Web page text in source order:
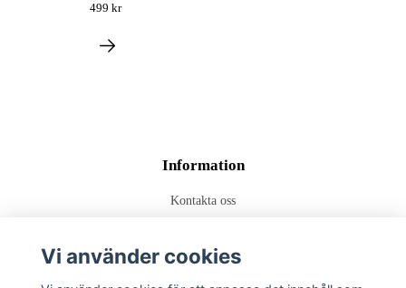
499 kr
Information
Kontakta oss
Köp Villkor
Vi använder cookies